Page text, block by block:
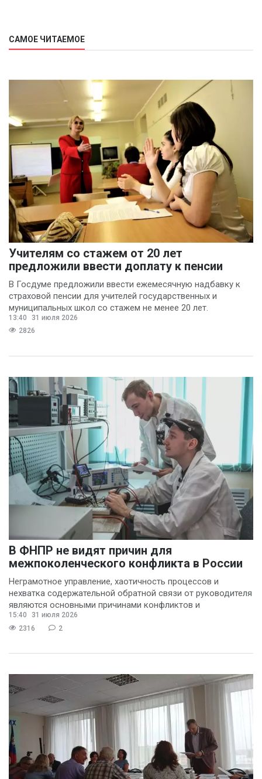
САМОЕ ЧИТАЕМОЕ
Учителям со стажем от 20 лет
предложили ввести доплату к пенсии
В Госдуме предложили ввести ежемесячную надбавку к
страховой пенсии для учителей государственных и
муниципальных школ со стажем не менее 20 лет.
13:40
31 июля 2026
2826
В ФНПР не видят причин для
межпоколенческого конфликта в России
Неграмотное управление, хаотичность процессов и
нехватка содержательной обратной связи от руководителя
являются основными причинами конфликтов и
раздражения в
15:40
31 июля 2026
2316
2